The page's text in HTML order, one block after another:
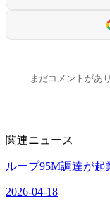
関連ニュース
ループ95M調達が
2026-04-18